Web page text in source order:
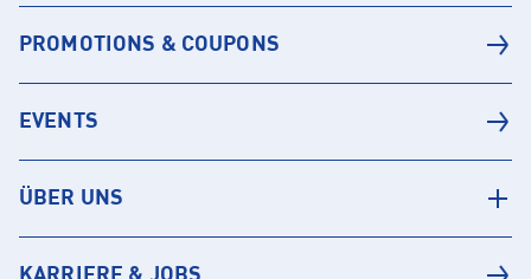
PROMOTIONS & COUPONS
EVENTS
ÜBER UNS